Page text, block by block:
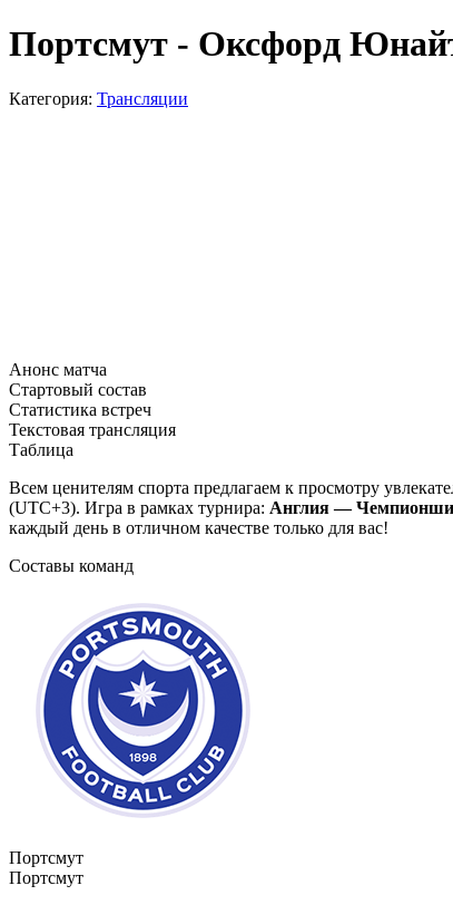
Портсмут - Оксфорд
Категория: Трансляции
Анонс матча
Стартовый состав
Статистика встреч
Текстовая трансляция
Таблица
Всем ценителям спорта предлагаем к просмотру
(UTC+3). Игра в рамках турнира: Англия —
каждый день в отличном качестве только для вас!
Составы команд
Портсмут
Портсмут